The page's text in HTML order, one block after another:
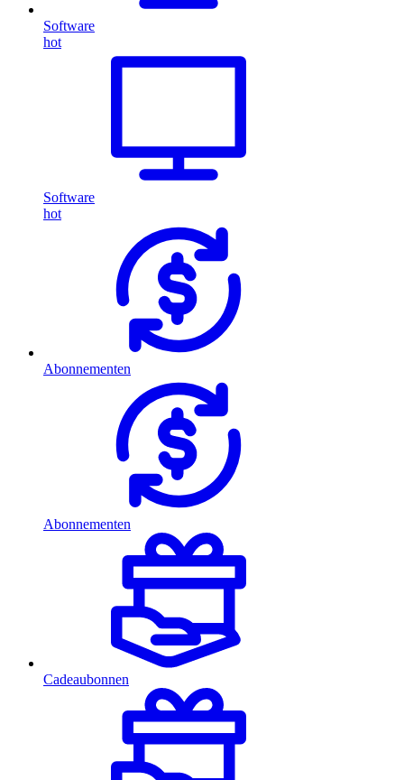
Software
hot
Software
hot
Abonnementen
Abonnementen
Cadeaubonnen